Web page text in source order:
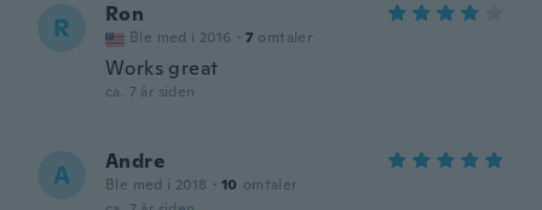
R Ron
Ble med i 2016 · 7 omtaler
Works great
ca. 7 år siden
A Andre
Ble med i 2018 · 10 omtaler